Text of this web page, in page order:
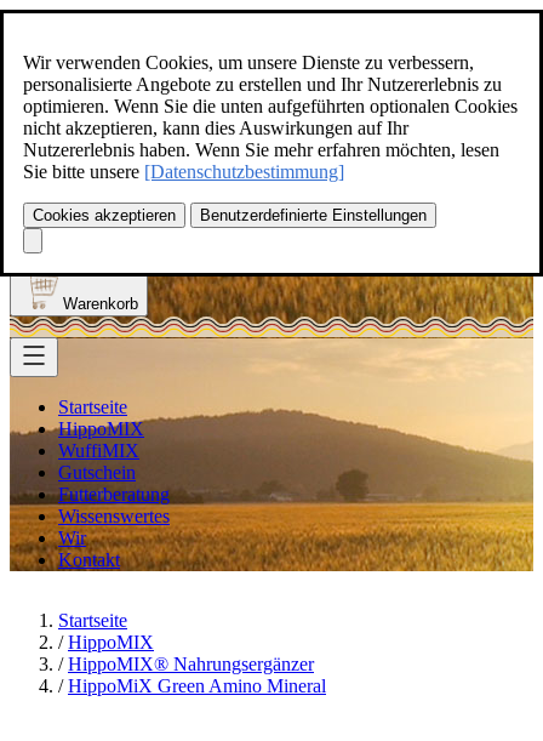
Wir verwenden Cookies, um unsere Dienste zu verbessern,
personalisierte Angebote zu erstellen und Ihr Nutzererlebnis zu
optimieren. Wenn Sie die unten aufgeführten optionalen Cookies
nicht akzeptieren, kann dies Auswirkungen auf Ihr
Nutzererlebnis haben. Wenn Sie mehr erfahren möchten, lesen
Sie bitte unsere [Datenschutzbestimmung]
Cookies akzeptieren Benutzerdefinierte Einstellungen
Zum Inhalt springen
+49(0)5129-308
Produkt finden
0
Warenkorb
Startseite
HippoMIX
WuffiMIX
Gutschein
Futterberatung
Wissenswertes
Wir
Kontakt
Startseite
/ HippoMIX
/ HippoMIX® Nahrungsergänzer
/ HippoMiX Green Amino Mineral